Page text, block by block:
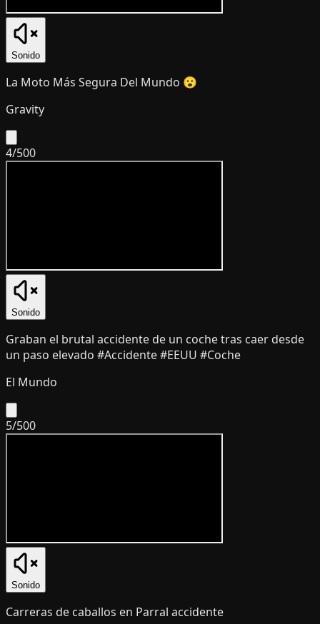
Sonido
La Moto Más Segura Del Mundo 😮
Gravity
4/500
Sonido
Graban el brutal accidente de un coche tras caer desde
un paso elevado #Accidente #EEUU #Coche
El Mundo
5/500
Sonido
Carreras de caballos en Parral accidente